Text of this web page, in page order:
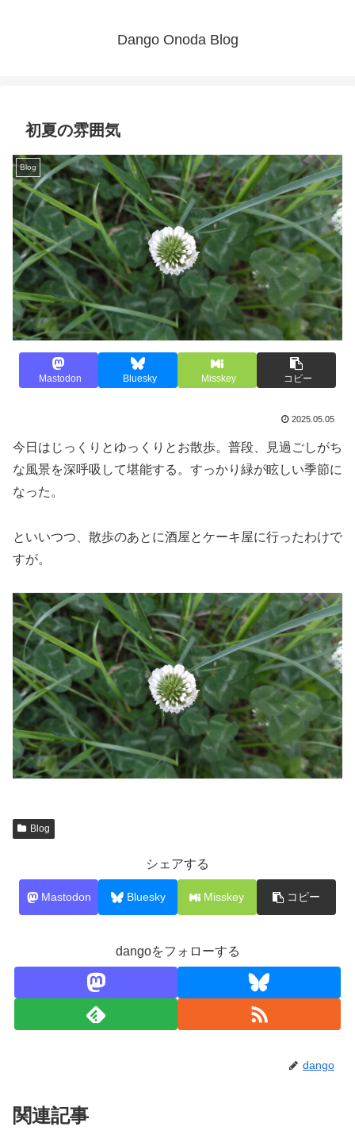
Dango Onoda Blog
初夏の雰囲気
Blog
Mastodon Bluesky Misskey コピー
2025.05.05
今日はじっくりとゆっくりとお散歩。普段、見過ごしがち
な風景を深呼吸して堪能する。すっかり緑が眩しい季節に
なった。
といいつつ、散歩のあとに酒屋とケーキ屋に行ったわけで
すが。
Blog
シェアする
Mastodon Bluesky Misskey コピー
dangoをフォローする
dango
関連記事